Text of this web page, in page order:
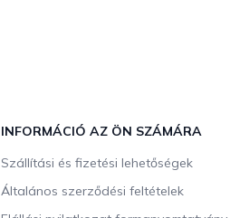
INFORMÁCIÓ AZ ÖN SZÁMÁRA
Szállítási és fizetési lehetőségek
Általános szerződési feltételek